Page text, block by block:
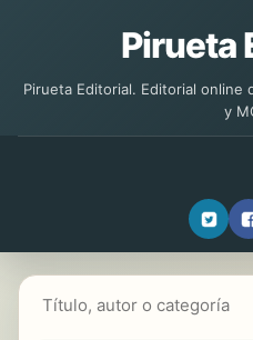
Pirueta
Pirueta Editorial. Editorial online
y